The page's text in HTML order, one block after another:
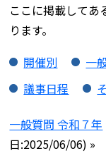
ここに掲載してあ
ります。
開催別
一
議事日程
一般質問 令和７年
日:2025/06/06) »